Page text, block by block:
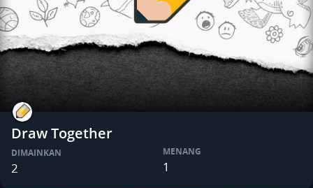
Draw Together
DIMAINKAN
2
MENANG
1